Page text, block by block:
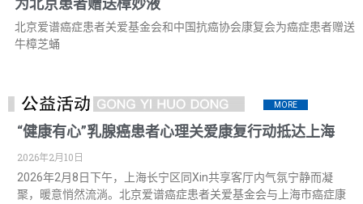
为北京患者赠送樟妙液
北京爱谱癌症患者关爱基金会和中国抗癌协会康复会为癌症患者赠送
牛樟芝蛹
MORE
“健康有心”乳腺癌患者心理关爱康复行动抵达上海
2026年2月10日
2026年2月8日下午，上海长宁区同Xin共享客厅内气氛宁静而凝
聚，暖意悄然流淌。北京爱谱癌症患者关爱基金会与上海市癌症康